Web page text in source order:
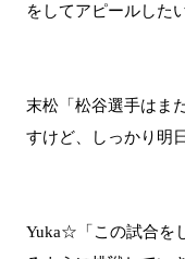
をしてアピールした
末松「松谷選手はま
すけど、しっかり明
Yuka☆「この試合を